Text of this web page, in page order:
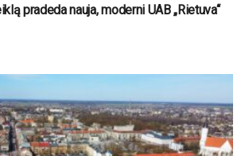
pradeda nauja, moderni UAB „Rietuva“